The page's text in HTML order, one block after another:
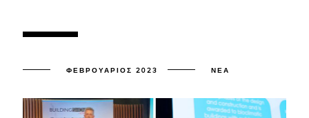
ΦΕΒΡΟΥΆΡΙΟΣ 2023 ΝΈΑ